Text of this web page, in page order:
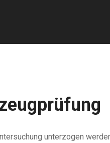
unterzogen